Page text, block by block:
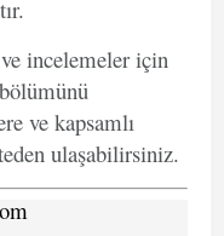
incelemeler için
ve kapsamlı
ulaşabilirsiniz.